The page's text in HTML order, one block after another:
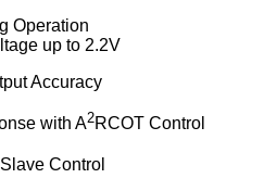
Operation
up to 2.2V
Accuracy
with A2RCOT Control
Control